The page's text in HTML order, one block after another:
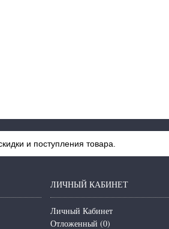
и поступления товара.
ЛИЧНЫЙ КАБИНЕТ
Личный Кабинет
Отложенный (0)